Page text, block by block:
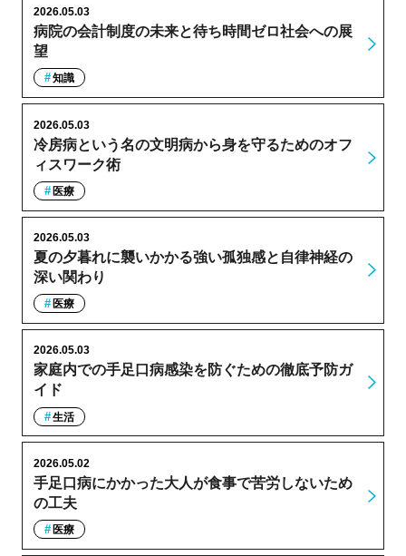
病院の会計制度の未来と待ち時間ゼロ社会への展
望
2026.05.03
知識
冷房病という名の文明病から身を守るためのオフ
ィスワーク術
2026.05.03
医療
夏の夕暮れに襲いかかる強い孤独感と自律神経の
深い関わり
2026.05.03
医療
家庭内での手足口病感染を防ぐための徹底予防ガ
イド
2026.05.03
生活
手足口病にかかった大人が食事で苦労しないため
の工夫
2026.05.02
医療